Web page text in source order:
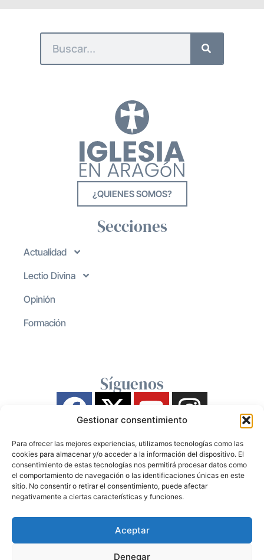
Gestionar consentimiento
Para ofrecer las mejores experiencias, utilizamos tecnologías como las
cookies para almacenar y/o acceder a la información del dispositivo. El
consentimiento de estas tecnologías nos permitirá procesar datos como
el comportamiento de navegación o las identificaciones únicas en este
sitio. No consentir o retirar el consentimiento, puede afectar
negativamente a ciertas características y funciones.
Aceptar
Denegar
¿QUIENES SOMOS?
Secciones
Actualidad
Lectio Divina
Opinión
Formación
Síguenos